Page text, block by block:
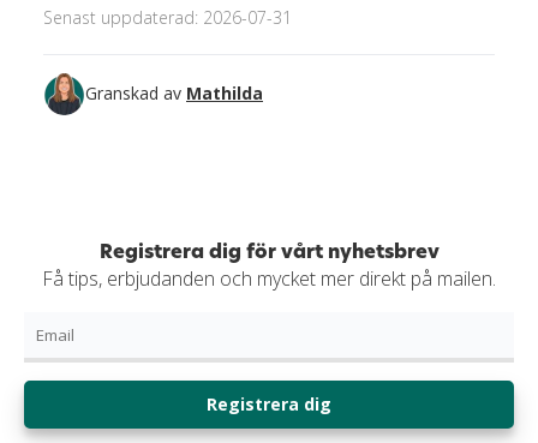
Senast uppdaterad: 2026-07-31
Granskad av Mathilda
Registrera dig för vårt nyhetsbrev
Få tips, erbjudanden och mycket mer direkt på mailen.
Registrera dig